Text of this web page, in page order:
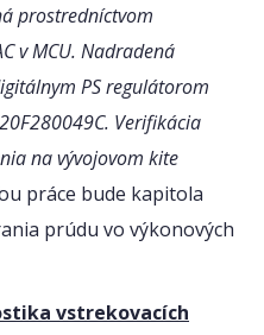
prostredníctvom
v MCU. Nadradená
PS regulátorom
Verifikácia
na vývojovom kite
práce bude kapitola
prúdu vo výkonových
vstrekovacích